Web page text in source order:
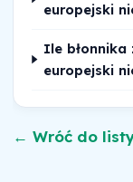
europejski
Ile błonnika
europejski
← Wróć do